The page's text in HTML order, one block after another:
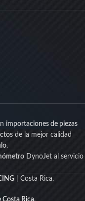
importaciones de piezas
de la mejor calidad
.
DynoJet al servicio
| Costa Rica.
Rica.